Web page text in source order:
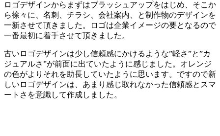
ロゴデザインからまずはブラッシュアップをはじめ、そこか
ら徐々に、名刺、チラシ、会社案内、と制作物のデザインを
一新させて頂きました。ロゴは企業イメージの要となるので
一番最初に着手させて頂きました。
古いロゴデザインは少し信頼感にかけるような”軽さ”と”カ
ジュアルさ”が前面に出ていたように感じました。オレンジ
の色がよりそれを助長していたように思います。ですので新
しいロゴデザインは、あまり感じ取れなかった信頼感とスマ
ートさを意識して作成しました。